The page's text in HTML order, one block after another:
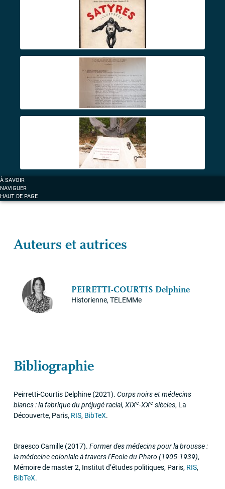
À SAVOIR
NAVIGUER
HAUT DE PAGE
Auteurs et autrices
PEIRETTI-COURTIS Delphine
Historienne, TELEMMe
Bibliographie
Peirretti-Courtis Delphine (2021). Corps noirs et médecins
blancs : la fabrique du préjugé racial, XIXe-XXesiècles, La
Découverte, Paris, RIS, BibTeX.
Braesco Camille (2017). Former des médecins pour la brousse :
la médecine coloniale à travers l’Ecole du Pharo (1905-1939),
Mémoire de master 2, Institut d’études politiques, Paris, RIS,
BibTeX.